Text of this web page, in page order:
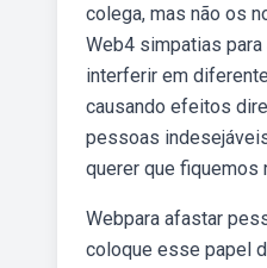
colega, mas não os
Web4 simpatias
interferir em
causando efeitos
pessoas
querer que fiquemos
Webpara afastar
coloque esse papel